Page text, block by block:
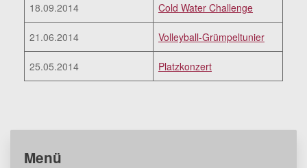
18.09.2014 Cold Water Challenge
21.06.2014 Volleyball-Grümpeltunier
25.05.2014 Platzkonzert
Menü